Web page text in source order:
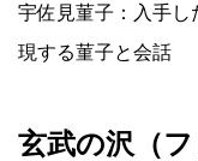
宇佐見菫子：入手し
現する菫子と会話
玄武の沢（フ